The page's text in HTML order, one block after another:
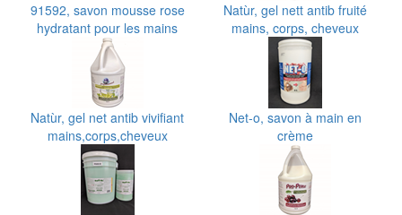
91592, savon mousse rose
hydratant pour les mains
Natùr, gel nett antib fruité
mains, corps, cheveux
Natùr, gel net antib vivifiant
mains,corps,cheveux
Net-o, savon à main en
crème